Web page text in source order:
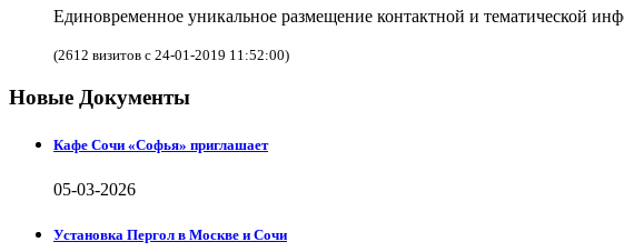
Единовременное уникальное размещение контактной и тематической
(2612 визитов с 24-01-2019 11:52:00)
Новые Документы
Кафе Сочи «Софья» приглашает
05-03-2026
Установка Пергол в Москве и Сочи